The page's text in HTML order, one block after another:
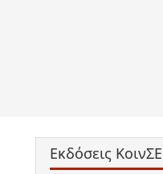
Εκδόσεις